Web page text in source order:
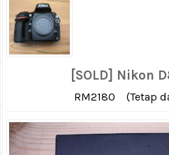
[SOLD] Nikon
RM2180 (Tetap